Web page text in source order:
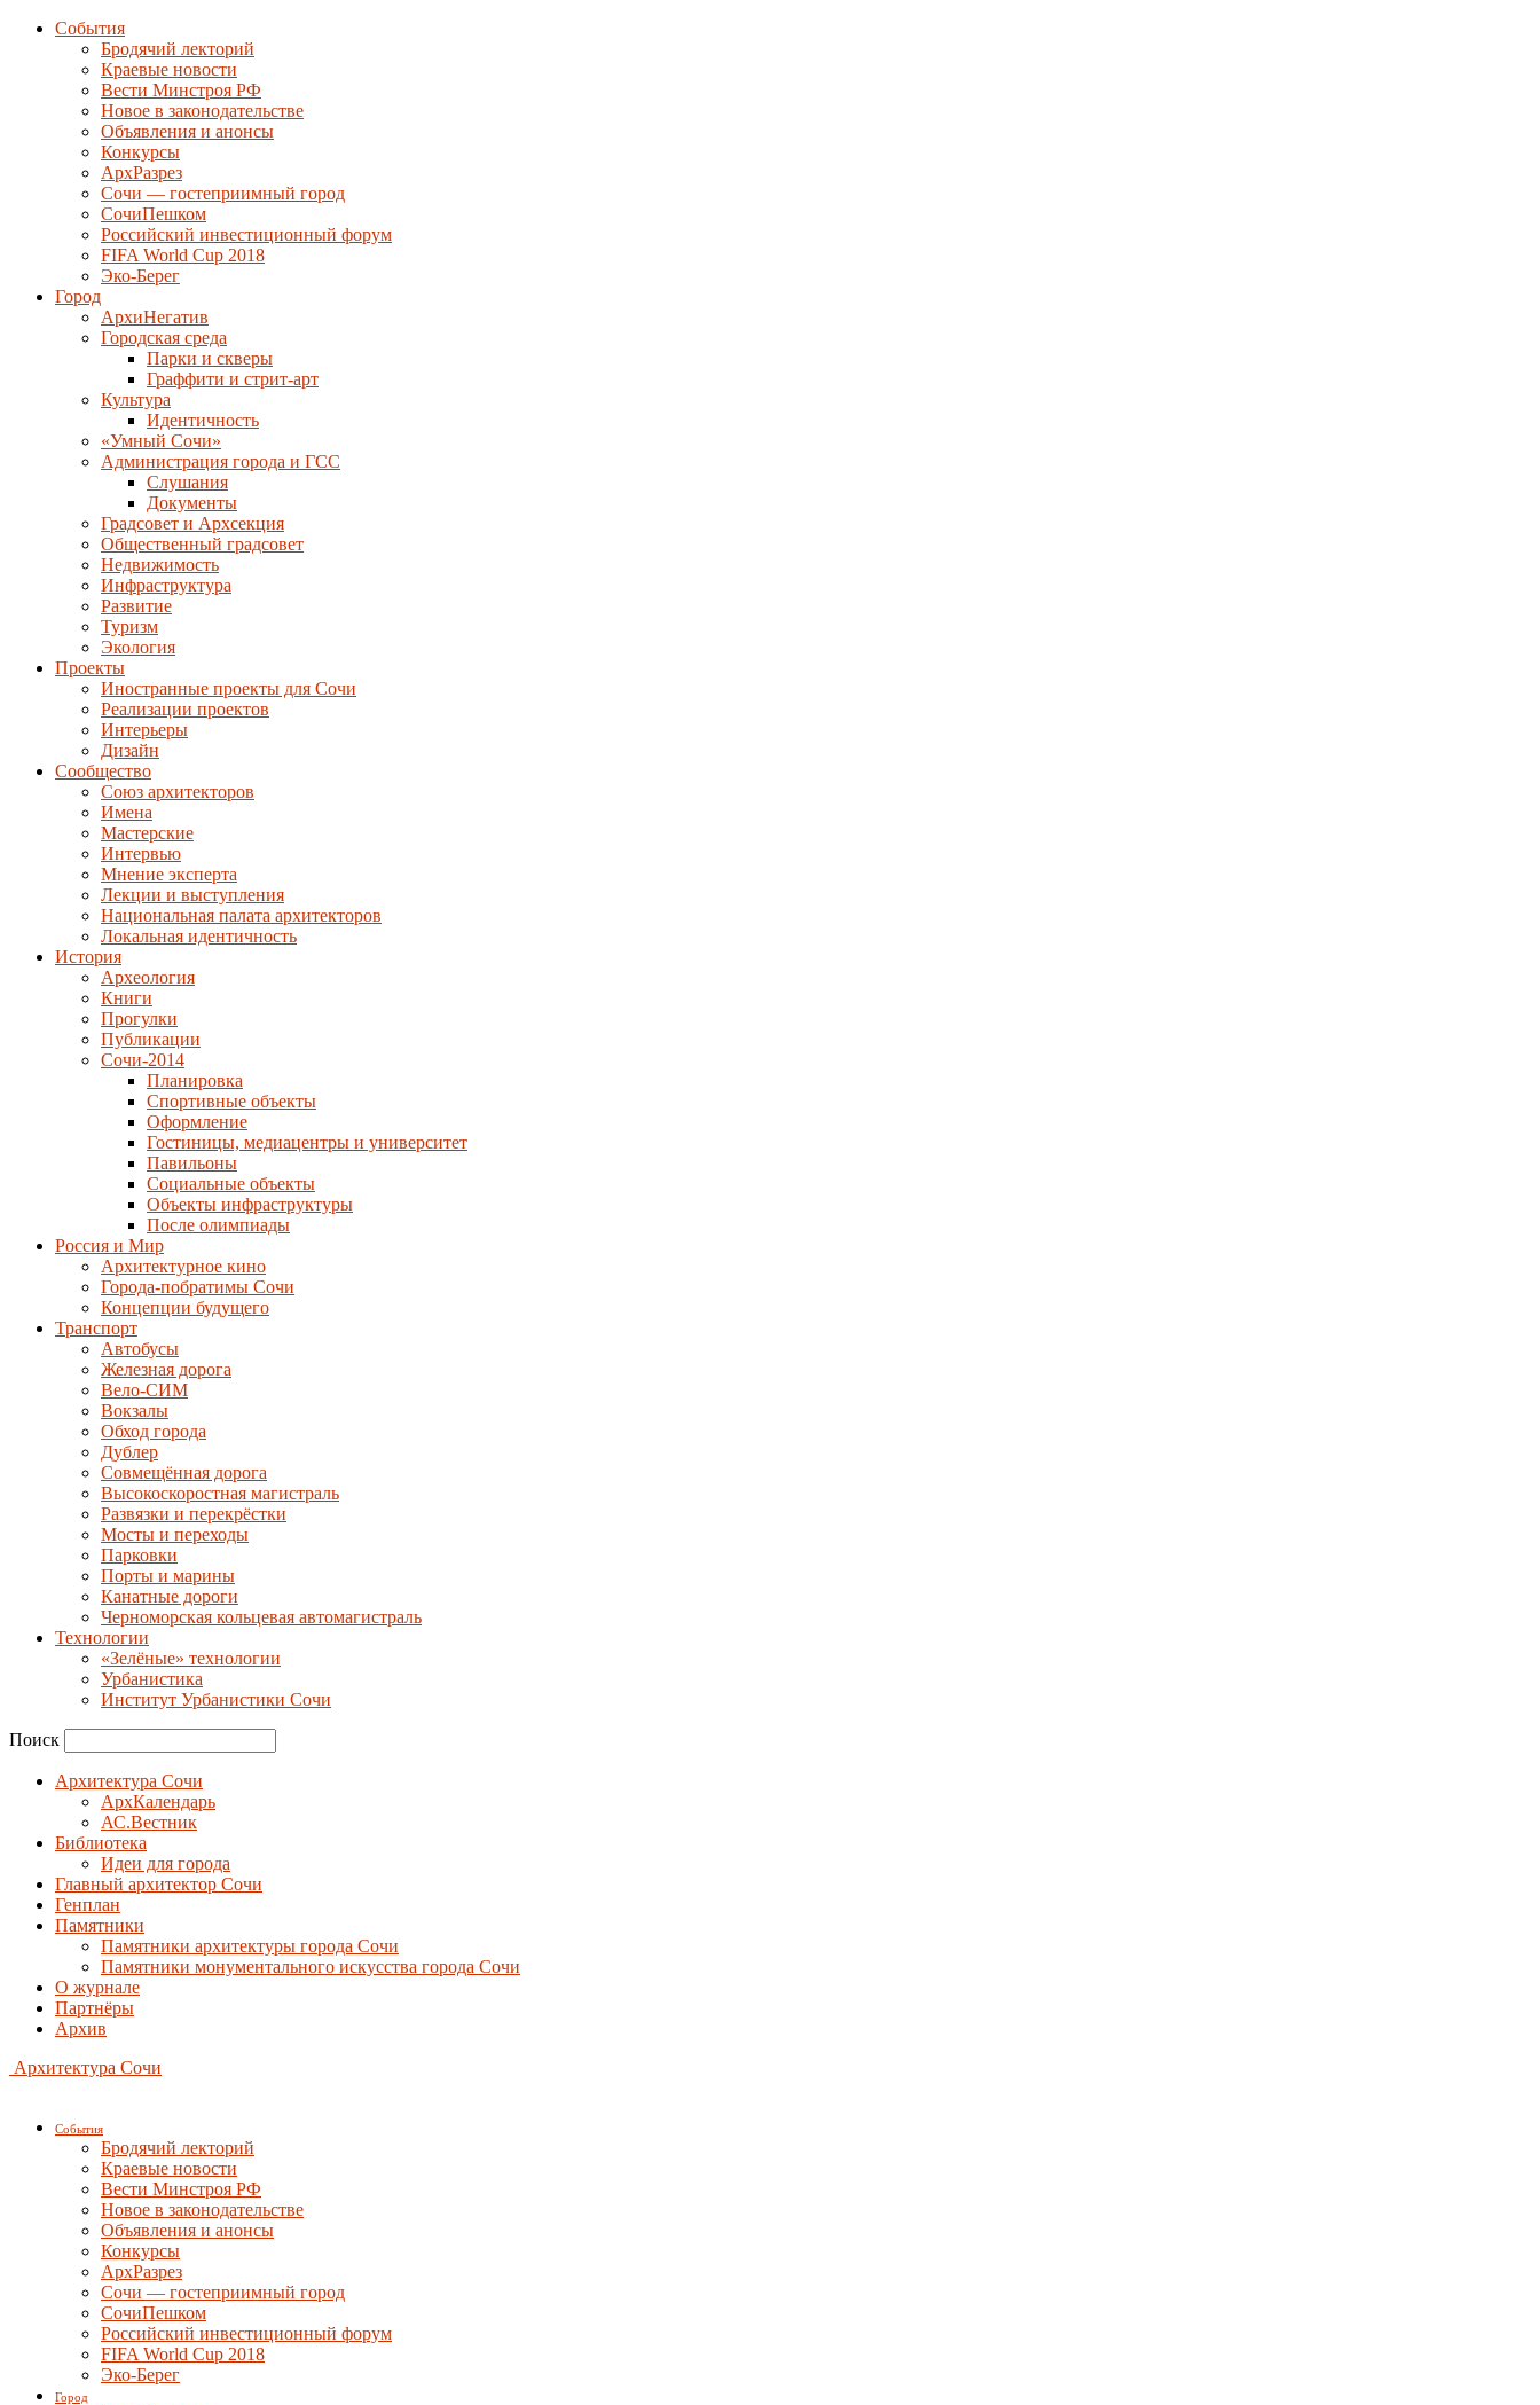
События
Бродячий лекторий
Краевые новости
Вести Минстроя РФ
Новое в законодательстве
Объявления и анонсы
Конкурсы
АрхРазрез
Сочи — гостеприимный город
СочиПешком
Российский инвестиционный форум
FIFA World Cup 2018
Эко-Берег
Город
АрхиНегатив
Городская среда
Парки и скверы
Граффити и стрит-арт
Культура
Идентичность
«Умный Сочи»
Администрация города и ГСС
Слушания
Документы
Градсовет и Архсекция
Общественный градсовет
Недвижимость
Инфраструктура
Развитие
Туризм
Экология
Проекты
Иностранные проекты для Сочи
Реализации проектов
Интерьеры
Дизайн
Сообщество
Союз архитекторов
Имена
Мастерские
Интервью
Мнение эксперта
Лекции и выступления
Национальная палата архитекторов
Локальная идентичность
История
Археология
Книги
Прогулки
Публикации
Сочи-2014
Планировка
Спортивные объекты
Оформление
Гостиницы, медиацентры и университет
Павильоны
Социальные объекты
Объекты инфраструктуры
После олимпиады
Россия и Мир
Архитектурное кино
Города-побратимы Сочи
Концепции будущего
Транспорт
Автобусы
Железная дорога
Вело-СИМ
Вокзалы
Обход города
Дублер
Совмещённая дорога
Высокоскоростная магистраль
Развязки и перекрёстки
Мосты и переходы
Парковки
Порты и марины
Канатные дороги
Черноморская кольцевая автомагистраль
Технологии
«Зелёные» технологии
Урбанистика
Институт Урбанистики Сочи
Поиск
Архитектура Сочи
АрхКалендарь
АС.Вестник
Библиотека
Идеи для города
Главный архитектор Сочи
Генплан
Памятники
Памятники архитектуры города Сочи
Памятники монументального искусства города Сочи
О журнале
Партнёры
Архив
Архитектура Сочи
События
Бродячий лекторий
Краевые новости
Вести Минстроя РФ
Новое в законодательстве
Объявления и анонсы
Конкурсы
АрхРазрез
Сочи — гостеприимный город
СочиПешком
Российский инвестиционный форум
FIFA World Cup 2018
Эко-Берег
Город